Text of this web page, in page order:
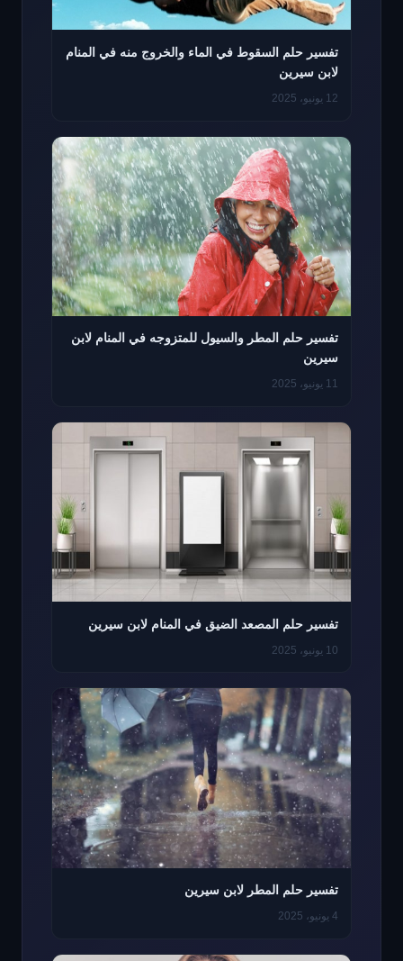
تفسير حلم السقوط في الماء والخروج منه في المنام
لابن سيرين
12 يونيو، 2025
تفسير حلم المطر والسيول للمتزوجه في المنام لابن
سيرين
11 يونيو، 2025
تفسير حلم المصعد الضيق في المنام لابن سيرين
10 يونيو، 2025
تفسير حلم المطر لابن سيرين
4 يونيو، 2025